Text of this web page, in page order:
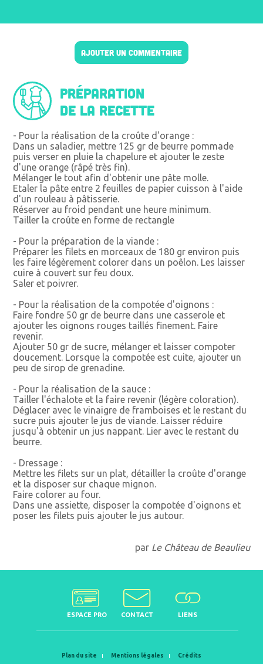
AJOUTER UN COMMENTAIRE
Préparation
de la recette
- Pour la réalisation de la croûte d'orange :
Dans un saladier, mettre 125 gr de beurre pommade
puis verser en pluie la chapelure et ajouter le zeste
d'une orange (râpé très fin).
Mélanger le tout afin d'obtenir une pâte molle.
Etaler la pâte entre 2 feuilles de papier cuisson à l'aide
d'un rouleau à pâtisserie.
Réserver au froid pendant une heure minimum.
Tailler la croûte en forme de rectangle
- Pour la préparation de la viande :
Préparer les filets en morceaux de 180 gr environ puis
les faire légèrement colorer dans un poêlon. Les laisser
cuire à couvert sur feu doux.
Saler et poivrer.
- Pour la réalisation de la compotée d'oignons :
Faire fondre 50 gr de beurre dans une casserole et
ajouter les oignons rouges taillés finement. Faire
revenir.
Ajouter 50 gr de sucre, mélanger et laisser compoter
doucement. Lorsque la compotée est cuite, ajouter un
peu de sirop de grenadine.
- Pour la réalisation de la sauce :
Tailler l'échalote et la faire revenir (légère coloration).
Déglacer avec le vinaigre de framboises et le restant du
sucre puis ajouter le jus de viande. Laisser réduire
jusqu'à obtenir un jus nappant. Lier avec le restant du
beurre.
- Dressage :
Mettre les filets sur un plat, détailler la croûte d'orange
et la disposer sur chaque mignon.
Faire colorer au four.
Dans une assiette, disposer la compotée d'oignons et
poser les filets puis ajouter le jus autour.
par Le Château de Beaulieu
ESPACE PRO CONTACT LIENS
Plan du site Mentions légales Crédits